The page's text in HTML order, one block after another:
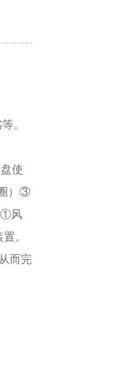
。
使
）③
①风
。
而完